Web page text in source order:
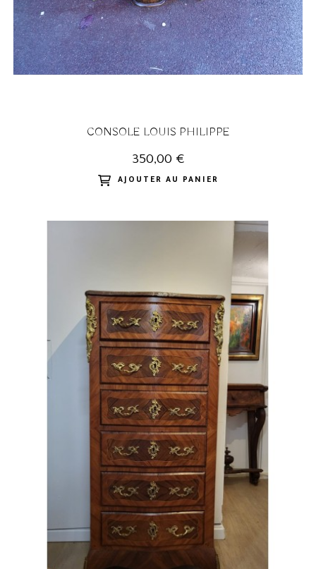
CONSOLE LOUIS PHILIPPE
350,00 €
AJOUTER AU PANIER